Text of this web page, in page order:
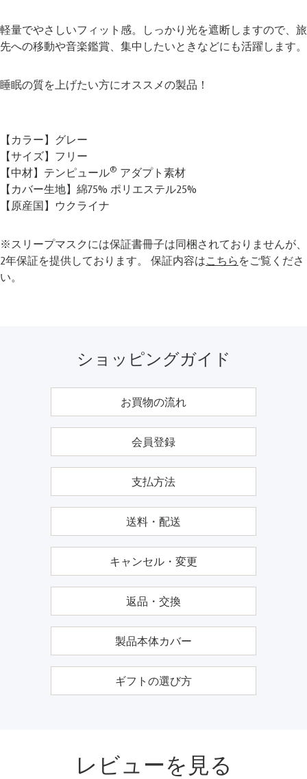
軽量でやさしいフィット感。しっかり光を遮断しますので、旅
先への移動や音楽鑑賞、集中したいときなどにも活躍します。
睡眠の質を上げたい方にオススメの製品！
【カラー】グレー
【サイズ】フリー
【中材】テンピュール® アダプト素材
【カバー生地】綿75% ポリエステル25%
【原産国】ウクライナ
※スリープマスクには保証書冊子は同梱されておりませんが、
2年保証を提供しております。 保証内容はこちら をご覧くださ
い。
ショッピングガイド
お買物の流れ
会員登録
支払方法
送料・配送
キャンセル・変更
返品・交換
製品本体カバー
ギフトの選び方
レビューを見る